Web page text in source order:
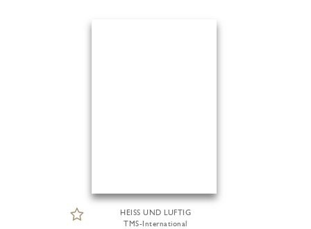
HEISS UND LUFTIG
TMS-International